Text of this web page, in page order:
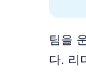
팀을
다. 리